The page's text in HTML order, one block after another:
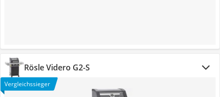
Rösle Videro G2-S
Vergleichssieger